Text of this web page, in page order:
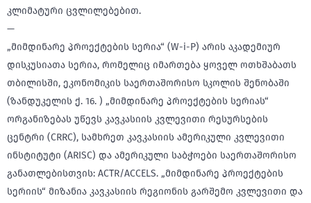
კლიმატური ცვლილებებით.
—
„მიმდინარე პროექტების სერია“ (W-i-P) არის აკადემიურ
დისკუსიათა სერია, რომელიც იმართება ყოველ ოთხშაბათს
თბილისში, ეკონომიკის საერთაშორისო სკოლის შენობაში
(ზანდუკელის ქ. 16. ) „მიმდინარე პროექტების სერიას“
ორგანიზებას უწევს კავკასიის კვლევითი რესურსების
ცენტრი (CRRC), სამხრეთ კავკასიის ამერიკული კვლევითი
ინსტიტუტი (ARISC) და ამერიკული საბჭოები საერთაშორისო
განათლებისთვის: ACTR/ACCELS. „მიმდინარე პროექტების
სერიის“ მიზანია კავკასიის რეგიონის გარშემო კვლევითი და